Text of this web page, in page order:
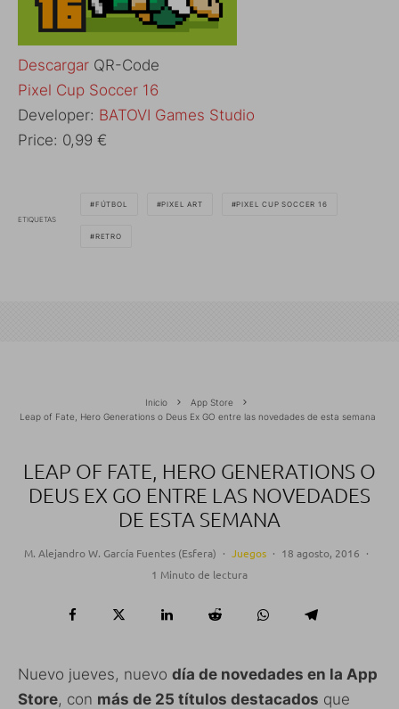
Descargar QR-Code
‎Pixel Cup Soccer 16
Developer: BATOVI Games Studio
Price: 0,99 €
ETIQUETAS
FÚTBOL PIXEL ART PIXEL CUP SOCCER 16
RETRO
Inicio
App Store
Leap of Fate, Hero Generations o Deus Ex GO entre las novedades de esta semana
LEAP OF FATE, HERO GENERATIONS O
DEUS EX GO ENTRE LAS NOVEDADES
DE ESTA SEMANA
M. Alejandro W. García Fuentes (Esfera) · Juegos · 18 agosto, 2016 ·
1 Minuto de lectura
Nuevo jueves, nuevo día de novedades en la App
Store, con más de 25 títulos destacados que